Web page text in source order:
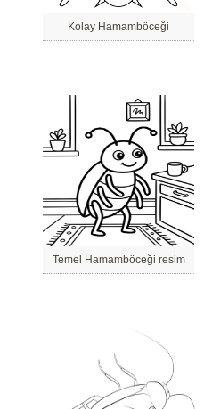
Kolay Hamamböceği
Temel Hamamböceği resim